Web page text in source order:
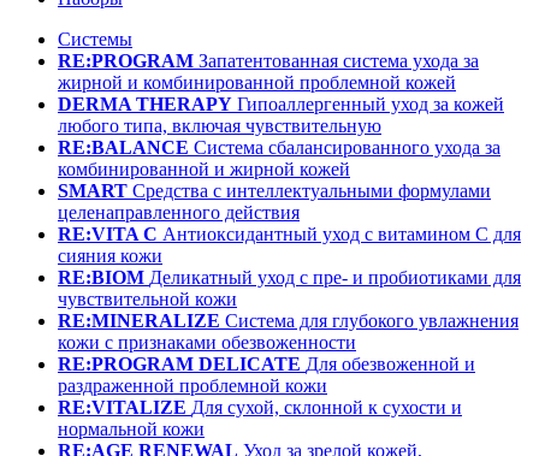
Системы
RE:PROGRAM Запатентованная система ухода за
жирной и комбинированной проблемной кожей
DERMA THERAPY Гипоаллергенный уход за кожей
любого типа, включая чувствительную
RE:BALANCE Система сбалансированного ухода за
комбинированной и жирной кожей
SMART Средства с интеллектуальными формулами
целенаправленного действия
RE:VITA C Антиоксидантный уход с витамином С для
сияния кожи
RE:BIOM Деликатный уход с пре- и пробиотиками для
чувствительной кожи
RE:MINERALIZE Система для глубокого увлажнения
кожи с признаками обезвоженности
RE:PROGRAM DELICATE Для обезвоженной и
раздраженной проблемной кожи
RE:VITALIZE Для сухой, склонной к сухости и
нормальной кожи
RE:AGE RENEWAL Уход за зрелой кожей,